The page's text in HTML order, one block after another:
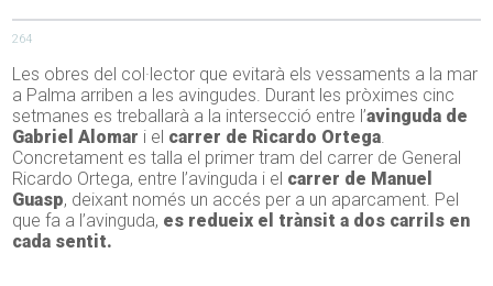
264
Les obres del col·lector que evitarà els vessaments a la mar
a Palma arriben a les avingudes. Durant les pròximes cinc
setmanes es treballarà a la intersecció entre l’avinguda de
Gabriel Alomar i el carrer de Ricardo Ortega.
Concretament es talla el primer tram del carrer de General
Ricardo Ortega, entre l’avinguda i el carrer de Manuel
Guasp, deixant només un accés per a un aparcament. Pel
que fa a l’avinguda, es redueix el trànsit a dos carrils en
cada sentit.